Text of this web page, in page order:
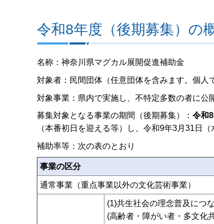
令和8年度（後期募集）の
名称：神奈川県マグカル展開促進補助金
対象者：民間団体（任意団体を含みます。個人
対象事業：県内で実施し、不特定多数の者に公
募集対象となる事業の期間（後期募集）： 令和
（本番初日を迎える等）し、令和9年3月31日
補助率等：次の表のとおり
事業の区分
通常事業（重点事業以外の文化芸術事業）
(1)共生社会の理念普及につ
(高齢者・障がい者・多文化